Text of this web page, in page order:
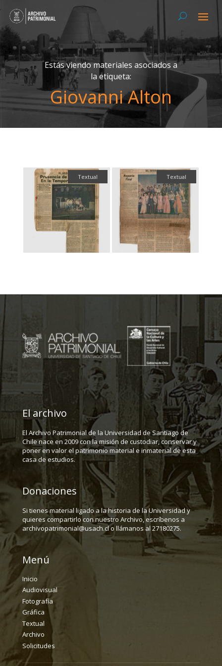
Estás viendo materiales asociados a
la etiqueta:
Giovanni Alton
Textual Textual
El archivo
El Archivo Patrimonial de la Universidad de Santiago de
Chile nace en 2009 con la misión de custodiar, conservar y
poner en valor el patrimonio material e inmaterial de esta
casa de estudios.
Donaciones
Si tienes material ligado a la historia de la Universidad y
quieres compartirlo con nuestro Archivo, escríbenos a
archivopatrimonial@usach.cl o llámanos al 27180275.
Menú
Inicio
Audiovisual
Fotografía
Gráfica
Textual
Archivo
Solicitudes